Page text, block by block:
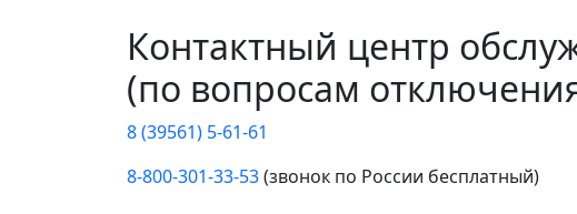
Контактный центр
(по вопросам
8 (39561) 5-61-61
8-800-301-33-53(звонок по России бесплатный)